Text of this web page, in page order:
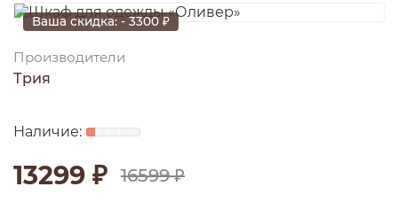
Ваша скидка: - 3300 ₽
Производители
Трия
13299 ₽ 16599 ₽